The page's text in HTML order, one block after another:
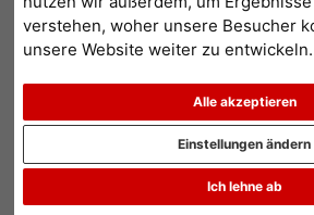
verstehen, woher unsere Besucher
unsere Website weiter zu entwickeln.
Alle akzeptieren
Ich lehne ab
Einstellungen ändern